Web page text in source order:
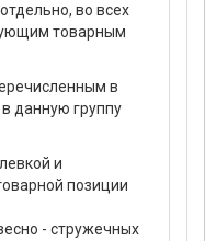
во всех
товарным
в
данную группу
и
позиции
- стружечных